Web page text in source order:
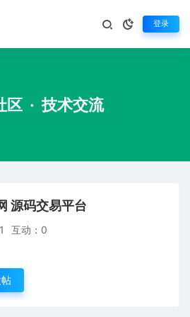
登录
区 · 技术交流
源码交易平台
互动：0